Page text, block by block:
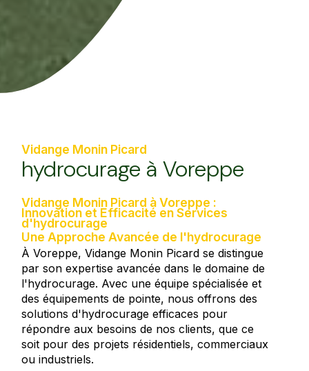
Vidange Monin Picard
hydrocurage à Voreppe
Vidange Monin Picard à Voreppe :
Innovation et Efficacité en Services
d'hydrocurage
Une Approche Avancée de l'hydrocurage
À Voreppe, Vidange Monin Picard se distingue
par son expertise avancée dans le domaine de
l'hydrocurage. Avec une équipe spécialisée et
des équipements de pointe, nous offrons des
solutions d'hydrocurage efficaces pour
répondre aux besoins de nos clients, que ce
soit pour des projets résidentiels, commerciaux
ou industriels.